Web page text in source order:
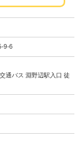
9-6
通バス 淵野辺駅入口 徒